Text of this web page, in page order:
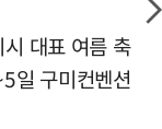
대표 여름 축
일 구미컨벤션